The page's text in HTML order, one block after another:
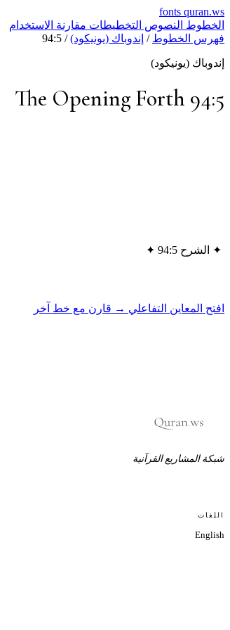
fonts quran.ws
الخطوط النصوص التخطيطات مقارنة الاستخدام
فهرس الخطوط / إندوباك (يونيكود) /
94:5
إندوباك (يونيكود)
The Opening Forth 94:5
✦ الشرح 94:5 ✦
افتح المعاين التفاعلي → قارن مع خط آخر
شبكة المشاريع القرآنية
اللغات
English